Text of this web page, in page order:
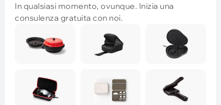
In qualsiasi momento, ovunque. Inizia una
consulenza gratuita con noi.